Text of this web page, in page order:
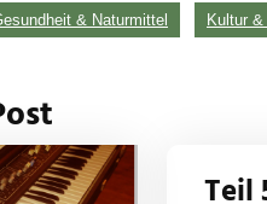
& Naturmittel Kultur
Teil